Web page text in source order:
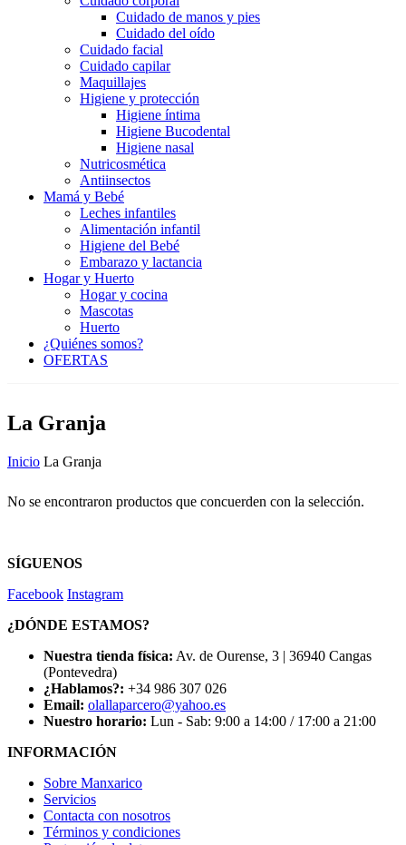
Cuidado de manos y pies
Cuidado del oído
Cuidado facial
Cuidado capilar
Maquillajes
Higiene y protección
Higiene íntima
Higiene Bucodental
Higiene nasal
Nutricosmética
Antiinsectos
Mamá y Bebé
Leches infantiles
Alimentación infantil
Higiene del Bebé
Embarazo y lactancia
Hogar y Huerto
Hogar y cocina
Mascotas
Huerto
¿Quiénes somos?
OFERTAS
La Granja
Inicio La Granja
No se encontraron productos que concuerden con la selección.
SÍGUENOS
Facebook Instagram
¿DÓNDE ESTAMOS?
Nuestra tienda física: Av. de Ourense, 3 | 36940 Cangas
(Pontevedra)
¿Hablamos?: +34 986 307 026
Email: olallaparcero@yahoo.es
Nuestro horario: Lun - Sab: 9:00 a 14:00 / 17:00 a 21:00
INFORMACIÓN
Sobre Manxarico
Servicios
Contacta con nosotros
Términos y condiciones